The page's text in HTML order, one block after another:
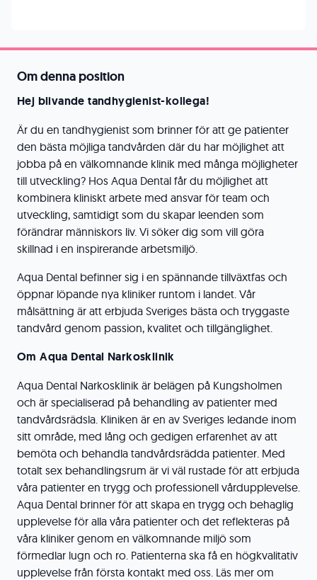
Om denna position
Hej blivande tandhygienist-kollega!
Är du en tandhygienist som brinner för att ge patienter
den bästa möjliga tandvården där du har möjlighet att
jobba på en välkomnande klinik med många möjligheter
till utveckling? Hos Aqua Dental får du möjlighet att
kombinera kliniskt arbete med ansvar för team och
utveckling, samtidigt som du skapar leenden som
förändrar människors liv. Vi söker dig som vill göra
skillnad i en inspirerande arbetsmiljö.
Aqua Dental befinner sig i en spännande tillväxtfas och
öppnar löpande nya kliniker runtom i landet. Vår
målsättning är att erbjuda Sveriges bästa och tryggaste
tandvård genom passion, kvalitet och tillgänglighet.
Om Aqua Dental Narkosklinik
Aqua Dental Narkosklinik är belägen på Kungsholmen
och är specialiserad på behandling av patienter med
tandvårdsrädsla. Kliniken är en av Sveriges ledande inom
sitt område, med lång och gedigen erfarenhet av att
bemöta och behandla tandvårdsrädda patienter. Med
totalt sex behandlingsrum är vi väl rustade för att erbjuda
våra patienter en trygg och professionell vårdupplevelse.
Aqua Dental brinner för att skapa en trygg och behaglig
upplevelse för alla våra patienter och det reflekteras på
våra kliniker genom en välkomnande miljö som
förmedlar lugn och ro. Patienterna ska få en högkvalitativ
upplevelse från första kontakt med oss. Läs mer om